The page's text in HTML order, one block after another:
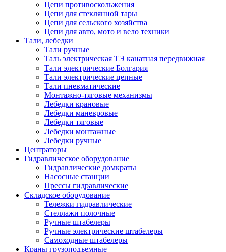
Цепи противоскольжения
Цепи для стеклянной тары
Цепи для сельского хозяйства
Цепи для авто, мото и вело техники
Тали, лебедки
Тали ручные
Таль электрическая ТЭ канатная передвижная
Тали электрические Болгария
Тали электрические цепные
Тали пневматические
Монтажно-тяговые механизмы
Лебедки крановые
Лебедки маневровые
Лебедки тяговые
Лебедки монтажные
Лебедки ручные
Центраторы
Гидравлическое оборудование
Гидравлические домкраты
Насосные станции
Прессы гидравлические
Складское оборудование
Тележки гидравлические
Cтеллажи полочные
Ручные штабелеры
Ручные электрические штабелеры
Самоходные штабелеры
Краны грузоподъемные